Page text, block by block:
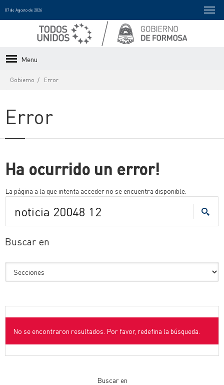
07 de Agosto de 2026
Menu
Gobierno Error
Error
Ha ocurrido un error!
La página a la que intenta acceder no se encuentra disponible.
Buscar en
No se encontraron resultados. Por favor, redefina la búsqueda.
Buscar en